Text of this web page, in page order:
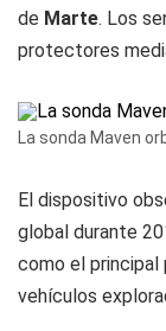
de Marte. Los
protectores
La sonda Maven
El dispositivo
global durante
como el
vehículos